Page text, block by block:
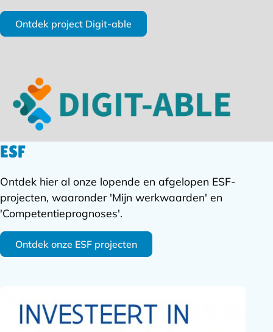
Ontdek project Digit-able
ESF
Ontdek hier al onze lopende en afgelopen ESF-
projecten, waaronder 'Mijn werkwaarden' en
'Competentieprognoses'.
Ontdek onze ESF projecten